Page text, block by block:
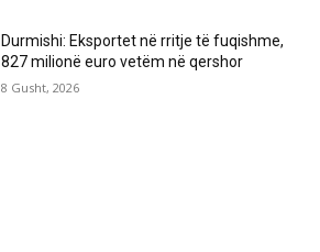
Durmishi: Eksportet në rritje të fuqishme,
827 milionë euro vetëm në qershor
8 Gusht, 2026